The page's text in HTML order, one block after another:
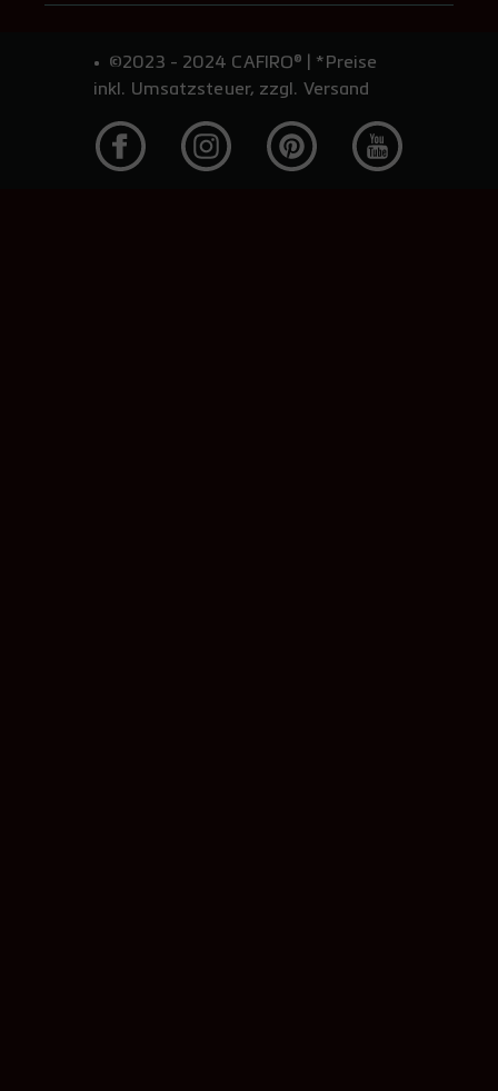
©2023 - 2024 CAFIRO® | *Preise
inkl. Umsatzsteuer, zzgl. Versand